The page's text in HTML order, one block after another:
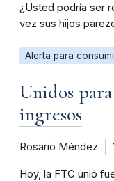
¿Usted podría ser
vez sus hijos
Alerta para
Unidos
ingresos
Rosario Méndez
Hoy, la FTC unió